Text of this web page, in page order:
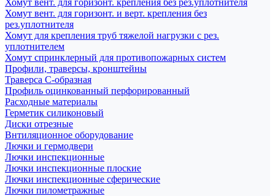
Хомут вент. для горизонт. крепления без рез.уплотнителя
Хомут вент. для горизонт. и верт. крепления без
рез.уплотнителя
Хомут для крепления труб тяжелой нагрузки с рез.
уплотнителем
Хомут спринклерный для противопожарных систем
Профили, траверсы, кронштейны
Траверса С-образная
Профиль оцинкованный перфорированный
Расходные материалы
Герметик силиконовый
Диски отрезные
Внтиляционное оборудование
Лючки и гермодвери
Лючки инспекционные
Лючки инспекционные плоские
Лючки инспекционные сферические
Лючки пилометражные